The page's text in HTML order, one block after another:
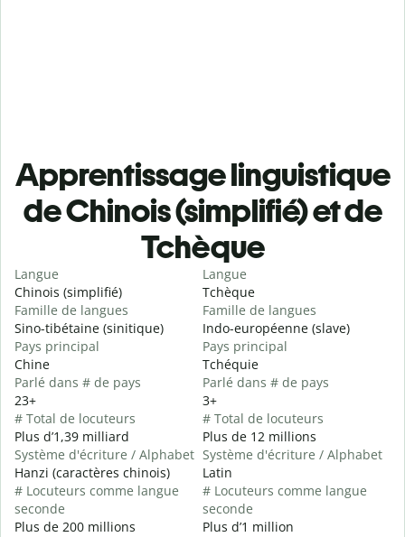
Apprentissage linguistique
de Chinois (simplifié) et de
Tchèque
Langue
Chinois (simplifié)
Famille de langues
Sino-tibétaine (sinitique)
Pays principal
Chine
Parlé dans # de pays
23+
# Total de locuteurs
Plus d’1,39 milliard
Système d'écriture / Alphabet
Hanzi (caractères chinois)
# Locuteurs comme langue
seconde
Plus de 200 millions
Langue
Tchèque
Famille de langues
Indo-européenne (slave)
Pays principal
Tchéquie
Parlé dans # de pays
3+
# Total de locuteurs
Plus de 12 millions
Système d'écriture / Alphabet
Latin
# Locuteurs comme langue
seconde
Plus d’1 million